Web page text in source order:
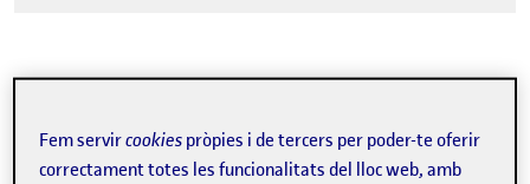
Inscriure-s'hi
Fem servircookies pròpies i de tercers per poder-te oferir
correctament totes les funcionalitats del lloc web, amb